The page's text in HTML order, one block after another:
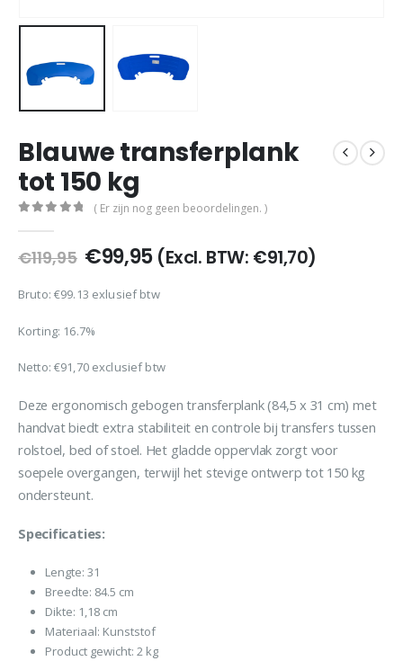
Blauwe transferplank
tot 150 kg
( Er zijn nog geen beoordelingen. )
€119,95 Oorspronkelijke
was:
€99,95Huidige
prijs
is:
(Excl. BTW: €91,70)
Bruto: €99.13 exlusief btw
Korting: 16.7%
Netto: €91,70exclusief btw
Deze ergonomisch gebogen transferplank (84,5 x 31 cm) met
handvat biedt extra stabiliteit en controle bij transfers tussen
rolstoel, bed of stoel. Het gladde oppervlak zorgt voor
soepele overgangen, terwijl het stevige ontwerp tot 150 kg
ondersteunt.
Specificaties:
Lengte: 31
Breedte: 84.5 cm
Dikte: 1,18 cm
Materiaal: Kunststof
Product gewicht: 2 kg